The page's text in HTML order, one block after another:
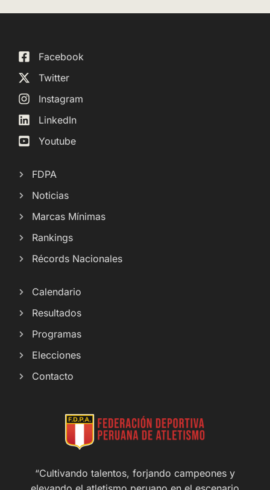
Facebook
Twitter
Instagram
LinkedIn
Youtube
FDPA
Noticias
Marcas Mínimas
Rankings
Récords Nacionales
Calendario
Resultados
Programas
Elecciones
Contacto
“Cultivando talentos, forjando campeones y